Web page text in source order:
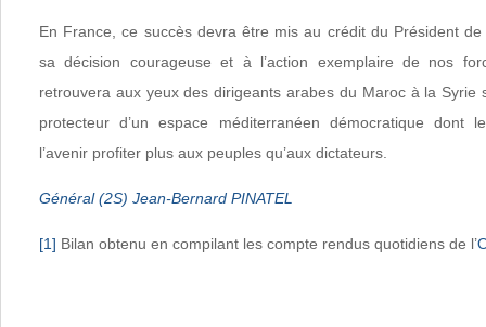
En France, ce succès devra être mis au crédit du Président
sa décision courageuse et à l’action exemplaire de nos
retrouvera aux yeux des dirigeants arabes du Maroc à la Syrie
protecteur d’un espace méditerranéen démocratique dont
l’avenir profiter plus aux peuples qu’aux dictateurs.
Général (2S) Jean-Bernard PINATEL
[1] Bilan obtenu en compilant les compte rendus quotidiens de l’